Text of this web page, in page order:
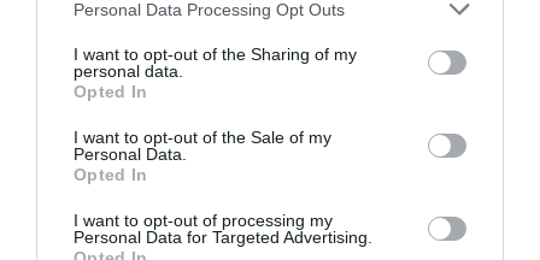
Personal Data Processing Opt Outs
I want to opt-out of the Sharing of my
personal data.
Opted In
I want to opt-out of the Sale of my
Personal Data.
Opted In
I want to opt-out of processing my
Personal Data for Targeted Advertising.